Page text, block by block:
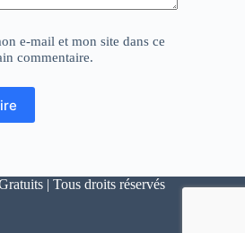
e-mail et mon site dans ce
commentaire.
| Tous droits réservés